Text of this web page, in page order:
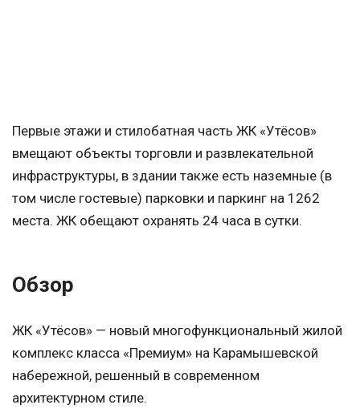
Первые этажи и стилобатная часть ЖК «Утёсов»
вмещают объекты торговли и развлекательной
инфраструктуры, в здании также есть наземные (в
том числе гостевые) парковки и паркинг на 1262
места. ЖК обещают охранять 24 часа в сутки.
Обзор
ЖК «Утёсов» — новый многофункциональный жилой
комплекс класса «Премиум» на Карамышевской
набережной, решенный в современном
архитектурном стиле.